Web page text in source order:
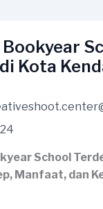
Kota
School
Manfaat, dan